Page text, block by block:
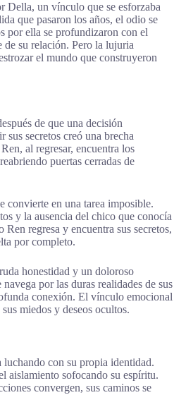
Della, un vínculo que se esforzaba
que pasaron los años, el odio se
por ella se profundizaron con el
de su relación. Pero la lujuria
el mundo que construyeron
de que una decisión
secretos creó una brecha
al regresar, encuentra los
puertas cerradas de
convierte en una tarea imposible.
y la ausencia del chico que conocía
regresa y encuentra sus secretos,
por completo.
honestidad y un doloroso
por las duras realidades de sus
conexión. El vínculo emocional
miedos y deseos ocultos.
con su propia identidad.
aislamiento sofocando su espíritu.
convergen, sus caminos se